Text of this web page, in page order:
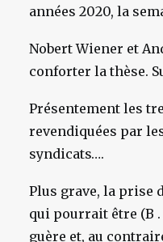
années 2020, la
Nobert Wiener et
conforter la thèse.
Présentement les
revendiquées par
syndicats….
Plus grave, la prise
qui pourrait être (B
guère et, au